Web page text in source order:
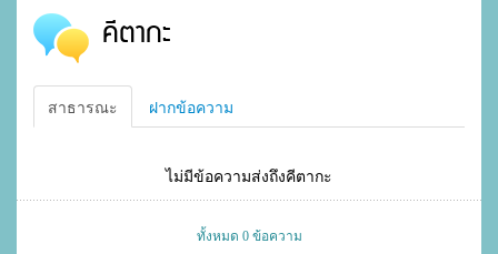
คีตากะ
สาธารณะ ฝากข้อความ
ไม่มีข้อความส่งถึงคีตากะ
ทั้งหมด 0 ข้อความ